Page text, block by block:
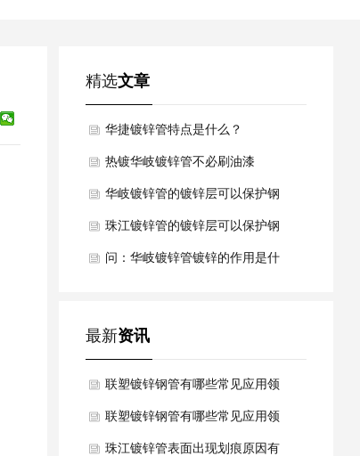
精选文章
华捷镀锌管特点是什么？
热镀华岐镀锌管不必刷油漆
华岐镀锌管的镀锌层可以保护钢
材？
珠江镀锌管的镀锌层可以保护钢
材
问：华岐镀锌管镀锌的作用是什
最新资讯
联塑镀锌钢管有哪些常见应用领
域介绍？
联塑镀锌钢管有哪些常见应用领
域介绍？
珠江镀锌管表面出现划痕原因有